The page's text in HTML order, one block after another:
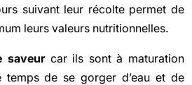
suivant leur récolte permet de
leurs valeurs nutritionnelles.
saveur car ils sont à maturation
de se gorger d’eau et de